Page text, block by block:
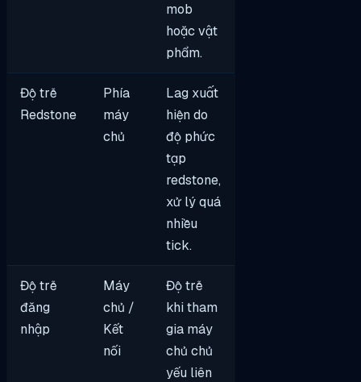
mob
hoặc vật
phẩm.
Độ trễ
Redstone
Phía
máy
chủ
Lag xuất
hiện do
độ phức
tạp
redstone,
xử lý quá
nhiều
tick.
Độ trễ
đăng
nhập
Máy
chủ /
Kết
nối
Độ trễ
khi tham
gia máy
chủ chủ
yếu liên